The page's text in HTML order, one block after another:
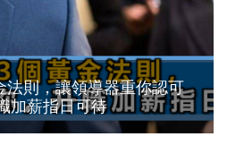
法則，讓領導器重你認可
加薪指日可待